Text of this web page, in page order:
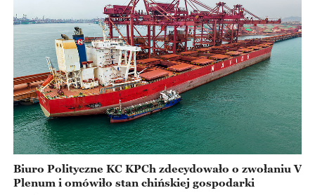
Biuro Polityczne KC KPCh zdecydowało o zwołaniu V
Plenum i omówiło stan chińskiej gospodarki